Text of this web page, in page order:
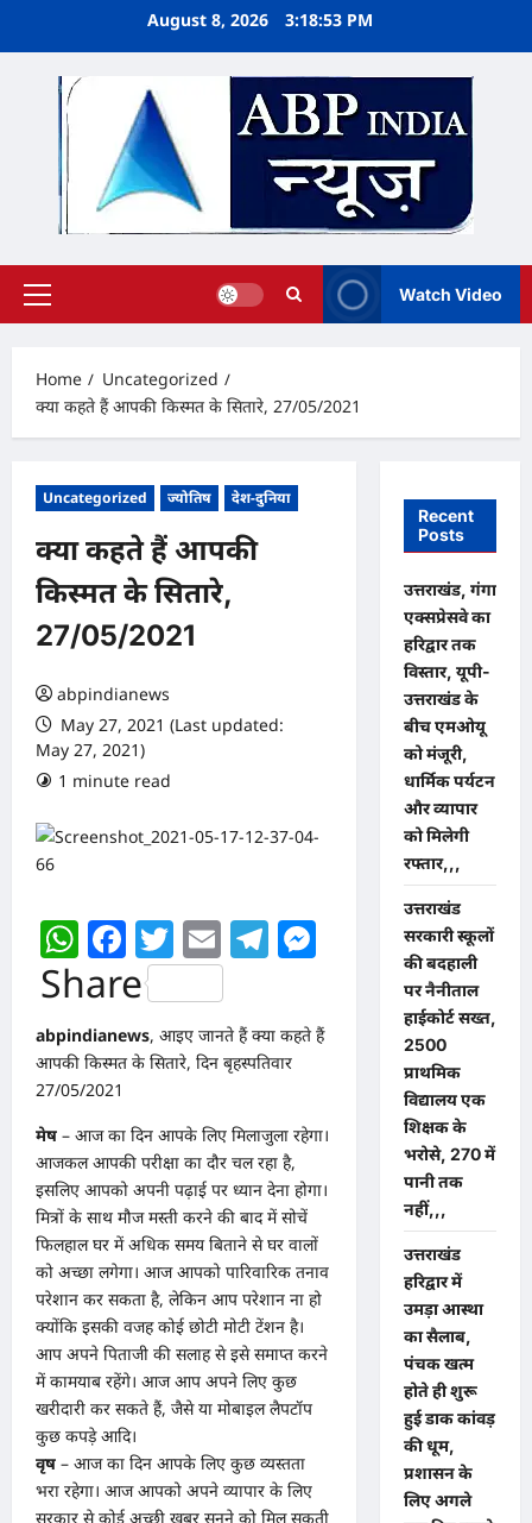
August 8, 2026 3:18:53 PM
Primary
Watch Video
Home
Uncategorized
क्या कहते हैं आपकी किस्मत के सितारे, 27/05/2021
Uncategorized ज्योतिष देश-दुनिया
क्या कहते हैं आपकी
किस्मत के सितारे,
27/05/2021
abpindianews
May 27, 2021 (Last updated:
May 27, 2021)
1 minute read
WhatsApp
Facebook
Twitter
EmailTelegram
Messenger
Share
abpindianews, आइए जानते हैं क्या कहते हैं
आपकी किस्मत के सितारे, दिन बृहस्पतिवार
27/05/2021
मेष – आज का दिन आपके लिए मिलाजुला रहेगा।
आजकल आपकी परीक्षा का दौर चल रहा है,
इसलिए आपको अपनी पढ़ाई पर ध्यान देना होगा।
मित्रों के साथ मौज मस्ती करने की बाद में सोचें
फिलहाल घर में अधिक समय बिताने से घर वालों
को अच्छा लगेगा। आज आपको पारिवारिक तनाव
परेशान कर सकता है, लेकिन आप परेशान ना हो
क्योंकि इसकी वजह कोई छोटी मोटी टेंशन है।
आप अपने पिताजी की सलाह से इसे समाप्त करने
में कामयाब रहेंगे। आज आप अपने लिए कुछ
खरीदारी कर सकते हैं, जैसे या मोबाइल लैपटॉप
कुछ कपड़े आदि।
वृष – आज का दिन आपके लिए कुछ व्यस्तता
भरा रहेगा। आज आपको अपने व्यापार के लिए
सरकार से कोई अच्छी खबर सुनने को मिल सकती
Recent
Posts
उत्तराखंड, गंगा
एक्सप्रेसवे का
हरिद्वार तक
विस्तार, यूपी-
उत्तराखंड के
बीच एमओयू
को मंजूरी,
धार्मिक पर्यटन
और व्यापार
को मिलेगी
रफ्तार,,,
उत्तराखंड
सरकारी स्कूलों
की बदहाली
पर नैनीताल
हाईकोर्ट सख्त,
2500
प्राथमिक
विद्यालय एक
शिक्षक के
भरोसे, 270 में
पानी तक
नहीं,,,
उत्तराखंड
हरिद्वार में
उमड़ा आस्था
का सैलाब,
पंचक खत्म
होते ही शुरू
हुई डाक कांवड़
की धूम,
प्रशासन के
लिए अगले